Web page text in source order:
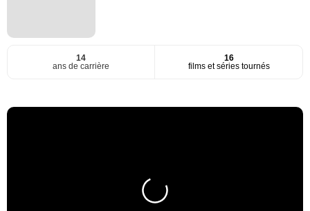
14
ans de carrière
16
films et séries tournés